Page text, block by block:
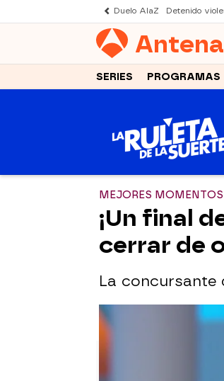
Duelo AlaZ Detenido
Antena
SERIES PROGRAMAS
MEJORES
¡Un final
cerrar de
La concursante
Moisés se